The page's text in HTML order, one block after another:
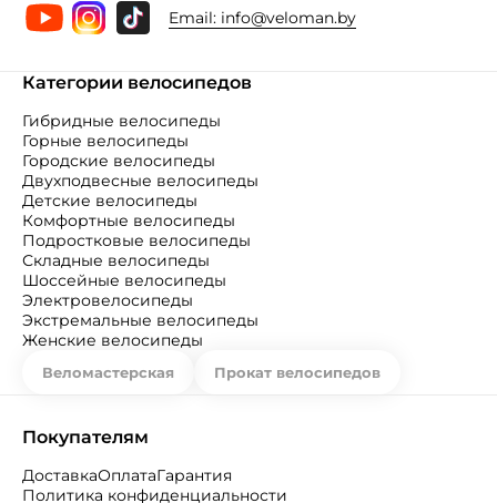
Email: info@veloman.by
Категории велосипедов
Гибридные велосипеды
Горные велосипеды
Городские велосипеды
Двухподвесные велосипеды
Детские велосипеды
Комфортные велосипеды
Подростковые велосипеды
Складные велосипеды
Шоссейные велосипеды
Электровелосипеды
Экстремальные велосипеды
Женские велосипеды
Веломастерская Прокат велосипедов
Покупателям
ДоставкаОплатаГарантия
Политика конфиденциальности